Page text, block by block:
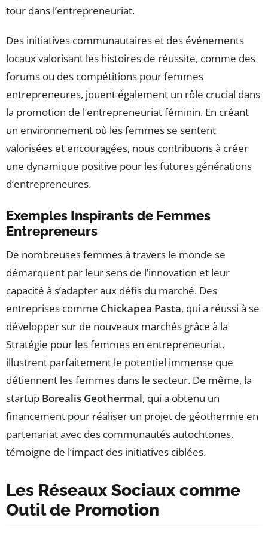
tour dans l’entrepreneuriat.
Des initiatives communautaires et des événements
locaux valorisant les histoires de réussite, comme des
forums ou des compétitions pour femmes
entrepreneures, jouent également un rôle crucial dans
la promotion de l’entrepreneuriat féminin. En créant
un environnement où les femmes se sentent
valorisées et encouragées, nous contribuons à créer
une dynamique positive pour les futures générations
d’entrepreneures.
Exemples Inspirants de Femmes
Entrepreneurs
De nombreuses femmes à travers le monde se
démarquent par leur sens de l’innovation et leur
capacité à s’adapter aux défis du marché. Des
entreprises comme Chickapea Pasta, qui a réussi à se
développer sur de nouveaux marchés grâce à la
Stratégie pour les femmes en entrepreneuriat,
illustrent parfaitement le potentiel immense que
détiennent les femmes dans le secteur. De même, la
startup Borealis Geothermal, qui a obtenu un
financement pour réaliser un projet de géothermie en
partenariat avec des communautés autochtones,
témoigne de l’impact des initiatives ciblées.
Les Réseaux Sociaux comme
Outil de Promotion